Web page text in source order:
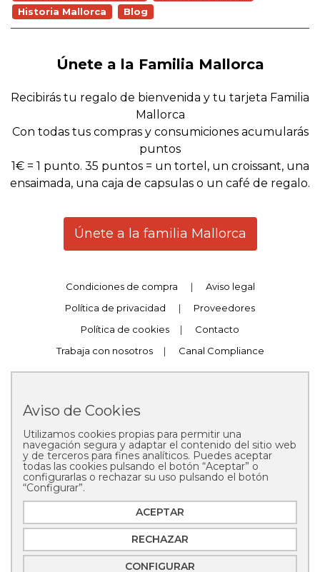
Historia Mallorca
Blog
Únete a la Familia Mallorca
Recibirás tu regalo de bienvenida y tu tarjeta Familia
Mallorca
Con todas tus compras y consumiciones acumularás
puntos
1€ = 1 punto. 35 puntos = un tortel, un croissant, una
ensaimada, una caja de capsulas o un café de regalo.
Únete a la familia Mallorca
Condiciones de compra |
Aviso legal
Política de privacidad
|
Proveedores
Política de cookies
|
Contacto
Trabaja con nosotros
| Canal Compliance
Copyright © 2025 Pastelería Mallorca
Aviso de Cookies
Utilizamos cookies propias para permitir una
navegación segura y adaptar el contenido del sitio web
y de terceros para fines analíticos. Puedes aceptar
todas las cookies pulsando el botón “Aceptar” o
configurarlas o rechazar su uso pulsando el botón
“Configurar”.
ACEPTAR
RECHAZAR
CONFIGURAR